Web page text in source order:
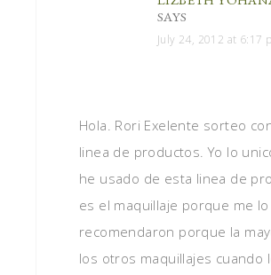
SAYS
July 24, 2012 at 6:17
Hola. Rori Exelente sorteo
linea de productos. Yo lo
he usado de esta linea de
es el maquillaje porque me lo
recomendaron porque la
los otros maquillajes cuando